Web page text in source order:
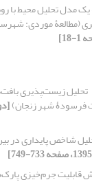
یک مدل تحلیل محیط با
(مطالعۀ موردی:
تحلیل زیست‌پذیری
فرسودۀ شهر زنجان)
شاخص پایداری در
قابلیت جرم‌خیزی